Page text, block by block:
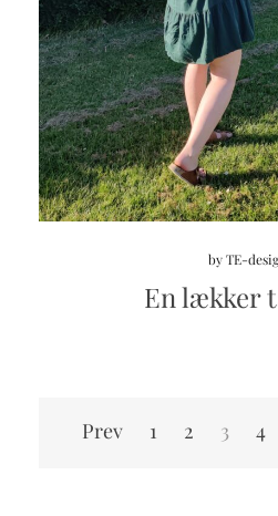
byTE-
En lækker
Prev 1 2 3 4